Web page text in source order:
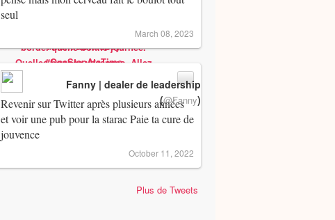
seul
March 08, 2023
Revenir sur Twitter après plusieurs années
et voir une pub pour la starac Paie ta cure de
jouvence
Fanny | dealer de leadership
(@Fanny)
October 11, 2022
Plus de Tweets